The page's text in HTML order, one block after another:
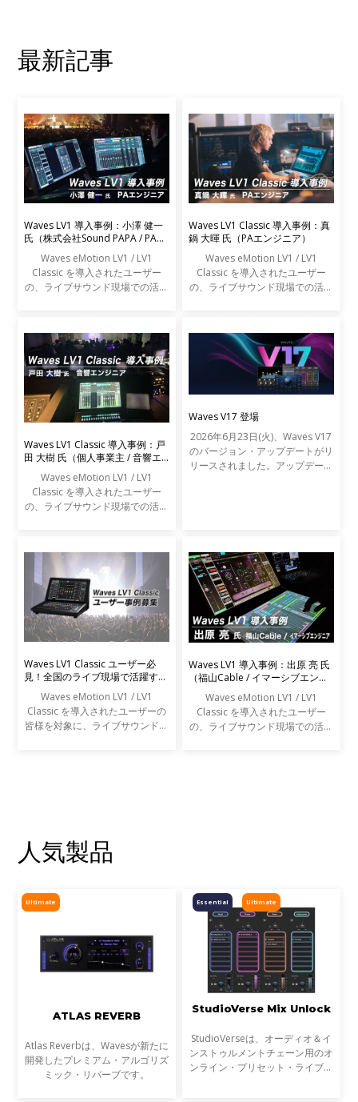
最新記事
Waves LV1 導入事例：小澤 健一
氏（株式会社Sound PAPA / PAエ
Waves eMotion LV1 / LV1
Classic を導入されたユーザー
の、ライブサウンド現場での活用
Waves LV1 Classic 導入事例：真
鍋 大暉 氏（PAエンジニア）
Waves eMotion LV1 / LV1
Classic を導入されたユーザー
の、ライブサウンド現場での活用
Waves LV1 Classic 導入事例：戸
田 大樹 氏（個人事業主 / 音響エ
ンジニア）
Waves eMotion LV1 / LV1
Classic を導入されたユーザー
の、ライブサウンド現場での活用
Waves V17 登場
2026年6月23日(火)、Waves V17
のバージョン・アップデートがリ
リースされました。アップデート
Waves LV1 Classic ユーザー必
見！全国のライブ現場で活躍する
Waves eMotion LV1 / LV1
Classic を導入されたユーザーの
皆様を対象に、ライブサウンドの
Waves LV1 導入事例：出原 亮 氏
（福山Cable / イマーシブエンジ
Waves eMotion LV1 / LV1
Classic を導入されたユーザー
の、ライブサウンド現場での活用
人気製品
Ultimate
ATLAS REVERB
Atlas Reverbは、Wavesが新たに
開発したプレミアム・アルゴリズ
ミック・リバーブです。
Ultimate
Essential
StudioVerse Mix Unlock
StudioVerseは、オーディオ＆イ
ンストゥルメントチェーン用のオ
ンライン・プリセット・ライブラ